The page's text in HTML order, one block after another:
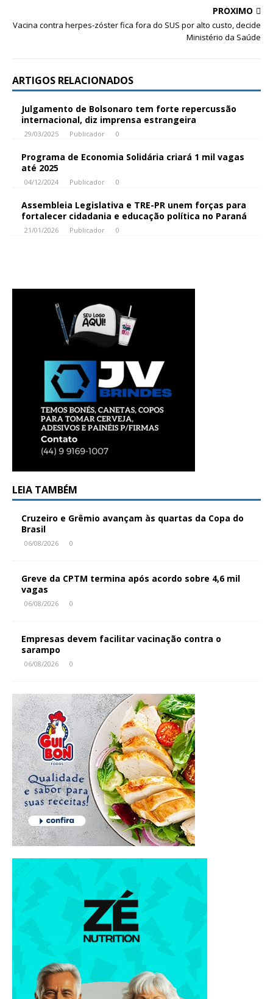
PRÓXIMO
Vacina contra herpes-zóster fica fora do SUS por alto custo, decide
Ministério da Saúde
ARTIGOS RELACIONADOS
Julgamento de Bolsonaro tem forte repercussão
internacional, diz imprensa estrangeira
29/03/2025 Publicador 0
Programa de Economia Solidária criará 1 mil vagas
até 2025
04/12/2024 Publicador 0
Assembleia Legislativa e TRE-PR unem forças para
fortalecer cidadania e educação política no Paraná
21/01/2026 Publicador 0
LEIA TAMBÉM
Cruzeiro e Grêmio avançam às quartas da Copa do
Brasil
06/08/2026 0
Greve da CPTM termina após acordo sobre 4,6 mil
vagas
06/08/2026 0
Empresas devem facilitar vacinação contra o
sarampo
06/08/2026 0